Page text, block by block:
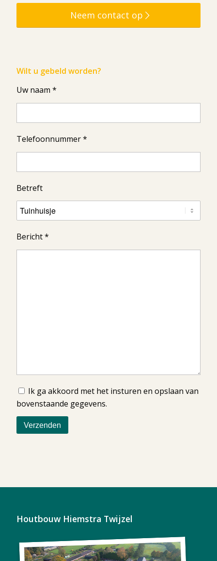
Neem contact op
Wilt u gebeld worden?
Uw naam *
Telefoonnummer *
Betreft
Bericht *
Ik ga akkoord met het insturen en opslaan van
bovenstaande gegevens.
Houtbouw Hiemstra Twijzel